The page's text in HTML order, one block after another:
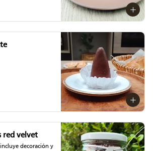
red velvet
decoración y